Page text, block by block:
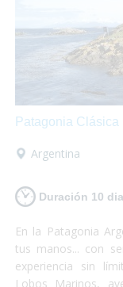
Patagonia Clásica
Argentina
Duración 10
En la Patagonia
tus manos... con
experiencia sin
Lobos Marinos,